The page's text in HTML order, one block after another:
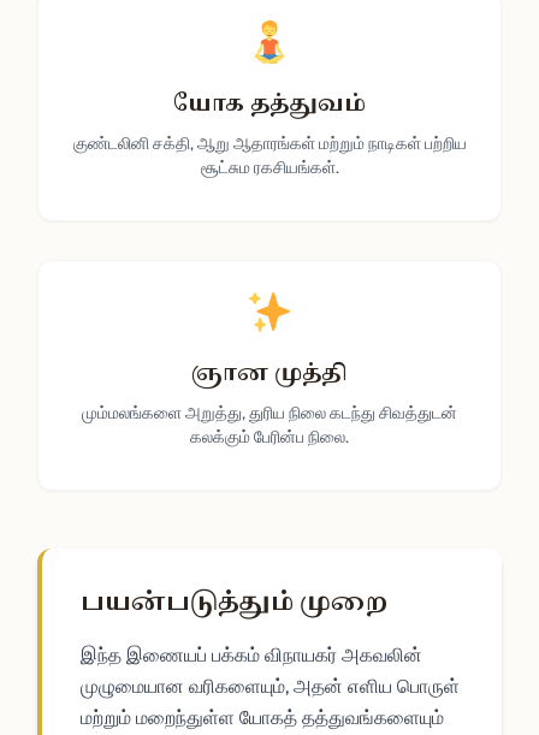
யோக தத்துவம்
குண்டலினி சக்தி, ஆறு ஆதாரங்கள் மற்றும் நாடிகள் பற்றிய
சூட்சும ரகசியங்கள்.
ஞான முத்தி
மும்மலங்களை அறுத்து, துரிய நிலை கடந்து சிவத்துடன்
கலக்கும் பேரின்ப நிலை.
பயன்படுத்தும் முறை
இந்த இணையப் பக்கம் விநாயகர் அகவலின்
முழுமையான வரிகளையும், அதன் எளிய பொருள்
மற்றும் மறைந்துள்ள யோகத் தத்துவங்களையும்